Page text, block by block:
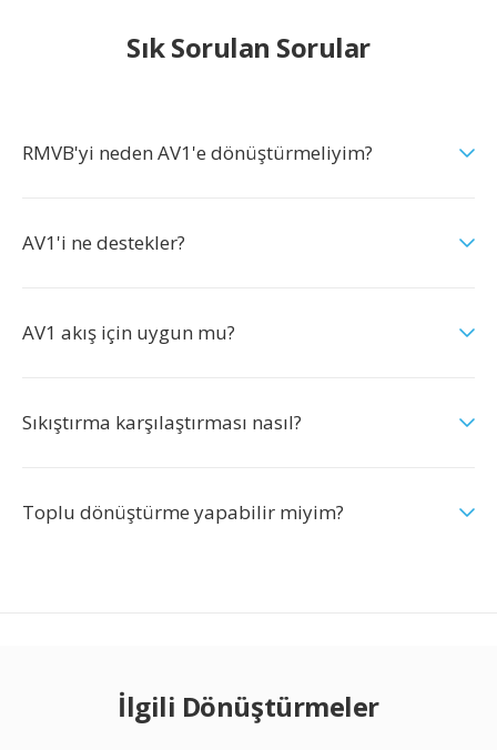
Sık Sorulan Sorular
RMVB'yi neden AV1'e dönüştürmeliyim?
AV1'i ne destekler?
AV1 akış için uygun mu?
Sıkıştırma karşılaştırması nasıl?
Toplu dönüştürme yapabilir miyim?
İlgili Dönüştürmeler